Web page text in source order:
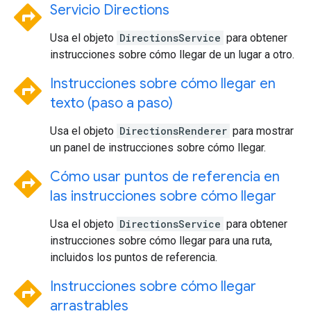
directions Servicio Directions
Usa el objeto DirectionsService para obtener
instrucciones sobre cómo llegar de un lugar a otro.
directions Instrucciones sobre cómo llegar en
texto (paso a paso)
Usa el objeto DirectionsRenderer para mostrar
un panel de instrucciones sobre cómo llegar.
directions Cómo usar puntos de referencia en
las instrucciones sobre cómo llegar
Usa el objeto DirectionsService para obtener
instrucciones sobre cómo llegar para una ruta,
incluidos los puntos de referencia.
directions Instrucciones sobre cómo llegar
arrastrables